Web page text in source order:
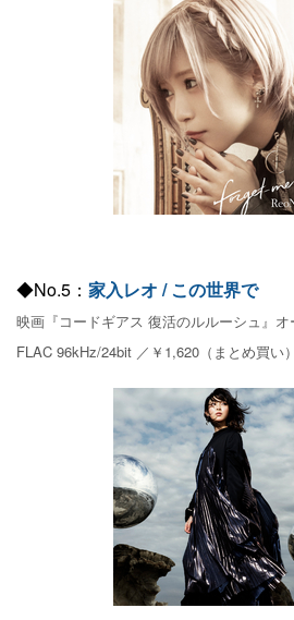
◆No.5： 家入レオ / この世界で
映画『コードギアス 復活のルルーシュ』
FLAC 96kHz/24bit ／￥1,620（まとめ買い